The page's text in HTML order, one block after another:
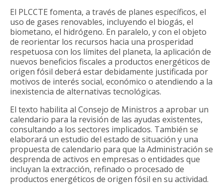
El PLCCTE fomenta, a través de planes específicos, el
uso de gases renovables, incluyendo el biogás, el
biometano, el hidrógeno. En paralelo, y con el objeto
de reorientar los recursos hacia una prosperidad
respetuosa con los límites del planeta, la aplicación de
nuevos beneficios fiscales a productos energéticos de
origen fósil deberá estar debidamente justificada por
motivos de interés social, económico o atendiendo a la
inexistencia de alternativas tecnológicas.
El texto habilita al Consejo de Ministros a aprobar un
calendario para la revisión de las ayudas existentes,
consultando a los sectores implicados. También se
elaborará un estudio del estado de situación y una
propuesta de calendario para que la Administración se
desprenda de activos en empresas o entidades que
incluyan la extracción, refinado o procesado de
productos energéticos de origen fósil en su actividad.